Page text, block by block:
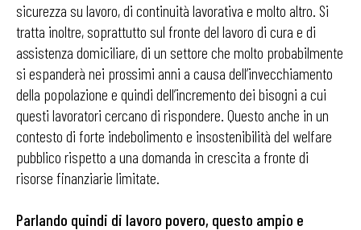
sicurezza su lavoro, di continuità lavorativa e molto altro. Si
tratta inoltre, soprattutto sul fronte del lavoro di cura e di
assistenza domiciliare, di un settore che molto probabilmente
si espanderà nei prossimi anni a causa dell’invecchiamento
della popolazione e quindi dell’incremento dei bisogni a cui
questi lavoratori cercano di rispondere. Questo anche in un
contesto di forte indebolimento e insostenibilità del welfare
pubblico rispetto a una domanda in crescita a fronte di
risorse finanziarie limitate.
Parlando quindi di lavoro povero, questo ampio e